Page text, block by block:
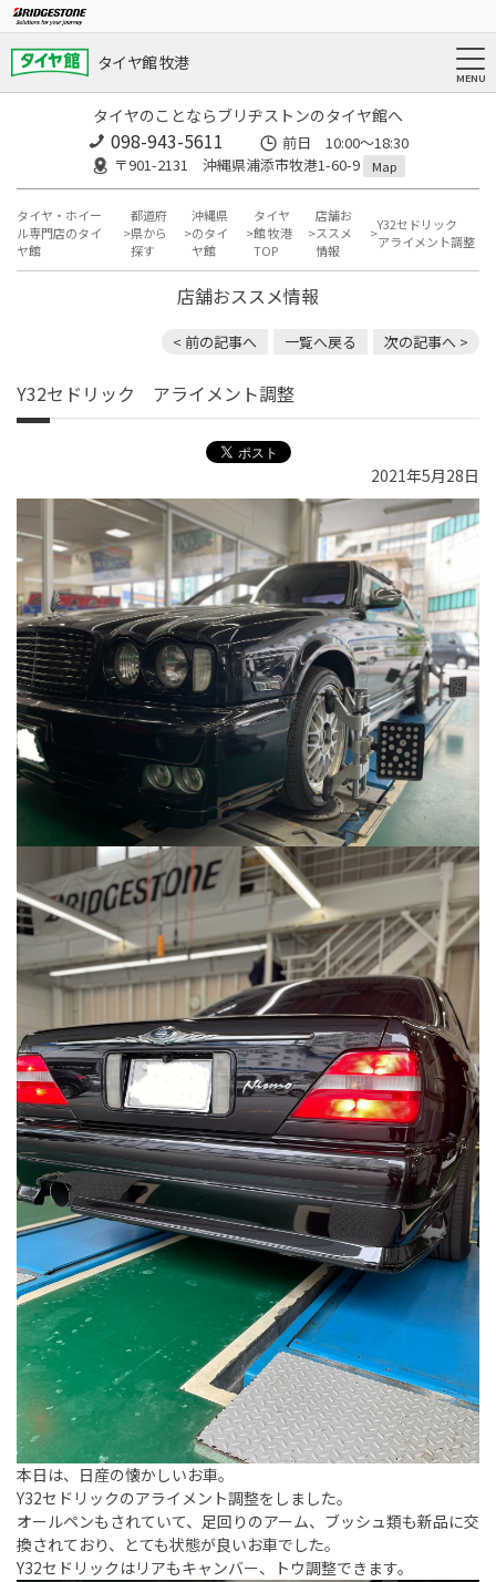
タイヤ館 牧港
タイヤのことならブリヂストンのタイヤ館へ
098-943-5611
前日 10:00〜18:30
〒901-2131 沖縄県浦添市牧港1-60-9
Map
タイヤ・ホイー
ル専門店のタイ
ヤ館
都道府
県から
探す
沖縄県
のタイ
ヤ館
タイヤ
館 牧港
TOP
店舗お
ススメ
情報
Y32セドリック
アライメント調整
店舗おススメ情報
< 前の記事へ 一覧へ戻る 次の記事へ >
Y32セドリック アライメント調整
2021年5月28日
本日は、日産の懐かしいお車。
Y32セドリックのアライメント調整をしました。
オールペンもされていて、足回りのアーム、ブッシュ類も新品に交
換されており、とても状態が良いお車でした。
Y32セドリックはリアもキャンバー、トウ調整できます。